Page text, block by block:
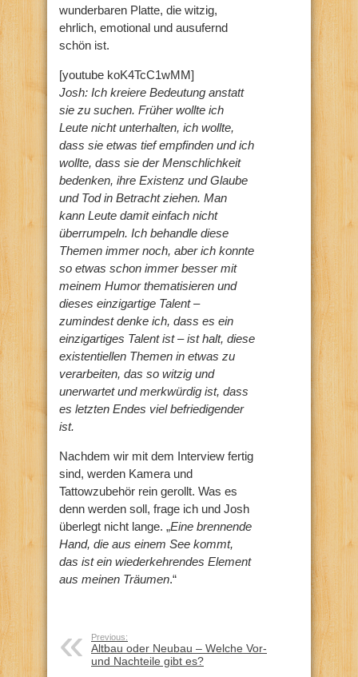
wunderbaren Platte, die witzig,
ehrlich, emotional und ausufernd
schön ist.
[youtube koK4TcC1wMM]
Josh: Ich kreiere Bedeutung anstatt
sie zu suchen. Früher wollte ich
Leute nicht unterhalten, ich wollte,
dass sie etwas tief empfinden und ich
wollte, dass sie der Menschlichkeit
bedenken, ihre Existenz und Glaube
und Tod in Betracht ziehen. Man
kann Leute damit einfach nicht
überrumpeln. Ich behandle diese
Themen immer noch, aber ich konnte
so etwas schon immer besser mit
meinem Humor thematisieren und
dieses einzigartige Talent –
zumindest denke ich, dass es ein
einzigartiges Talent ist – ist halt, diese
existentiellen Themen in etwas zu
verarbeiten, das so witzig und
unerwartet und merkwürdig ist, dass
es letzten Endes viel befriedigender
ist.
Nachdem wir mit dem Interview fertig
sind, werden Kamera und
Tattowzubehör rein gerollt. Was es
denn werden soll, frage ich und Josh
überlegt nicht lange. „Eine brennende
Hand, die aus einem See kommt,
das ist ein wiederkehrendes Element
aus meinen Träumen.“
Previous:
Altbau oder Neubau – Welche Vor-
und Nachteile gibt es?